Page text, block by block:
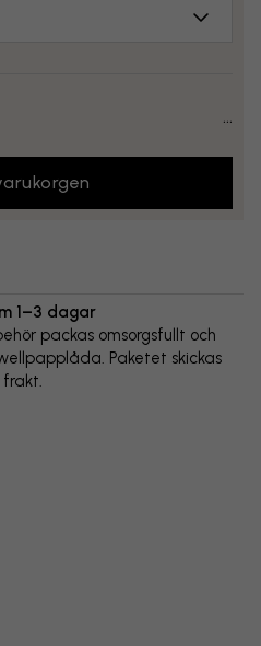
...
1–3 dagar
packas omsorgsfullt och
Paketet skickas
frakt.